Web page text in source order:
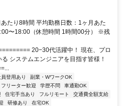
たり8時間 平均勤務日数：1ヶ月あた
〜18:00（休憩時間 1時間00分） ※残
20−30代活躍中！ 現在、プロ
システムエンジニアを目指す皆様！
員登用あり
副業・WワークOK
フリーター歓迎 学歴不問
車通勤OK
住宅手当あり フルリモート
交通費全額支給
研修あり 在宅OK